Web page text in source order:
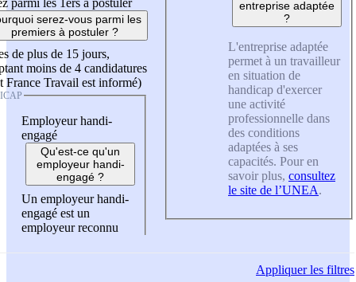
serez-vous parmi les
premiers à postuler ?
de plus de 15 jours,
moins de 4 candidatures
France Travail est informé)
Employeur handi-
engagé
Qu'est-ce qu'un
employeur handi-
engagé ?
Un employeur handi-
engagé est un
employeur reconnu
entreprise adaptée
?
L'entreprise adaptée
permet à un travailleur
en situation de
handicap d'exercer
une activité
professionnelle dans
des conditions
adaptées à ses
capacités. Pour en
savoir plus, consultez
le site de l’UNEA.
Appliquerles filtres